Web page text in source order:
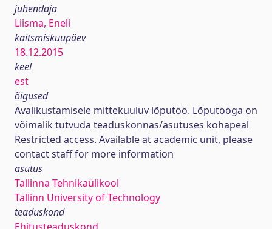
juhendaja
Liisma, Eneli
kaitsmiskuupäev
18.12.2015
keel
est
õigused
Avalikustamisele mittekuuluv lõputöö. Lõputööga on
võimalik tutvuda teaduskonnas/asutuses kohapeal
Restricted access. Available at academic unit, please
contact staff for more information
asutus
Tallinna Tehnikaülikool
Tallinn University of Technology
teaduskond